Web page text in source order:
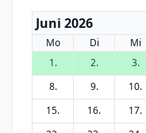
Juni 2026
Mo Di Mi
1.
2. 3.
8.
9. 10.
15.
16. 17.